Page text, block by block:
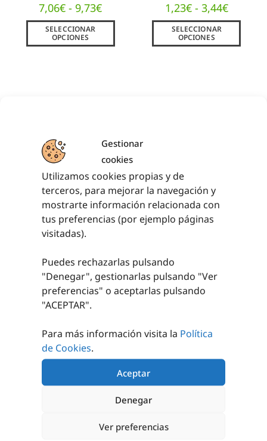
Gestionar
cookies
Utilizamos cookies propias y de
terceros, para mejorar la navegación y
mostrarte información relacionada con
tus preferencias (por ejemplo páginas
visitadas).
Puedes rechazarlas pulsando
"Denegar", gestionarlas pulsando "Ver
preferencias" o aceptarlas pulsando
"ACEPTAR".
Para más información visita la Política
de Cookies.
Aceptar
Denegar
Ver preferencias
7,06€ - 9,73€
SELECCIONAR
OPCIONES
1,23€ - 3,44€
SELECCIONAR
OPCIONES
¿NECESITAS ASESORAMIENTO
DEPORTIVO?
Somos una empresa con más de 20 años de experiencia
en el sector.
Asesoramiento personalizado para lograr un
equipamiento adecuado.
CATÁLOGOS 24/25 y 25/26
CONTACTO